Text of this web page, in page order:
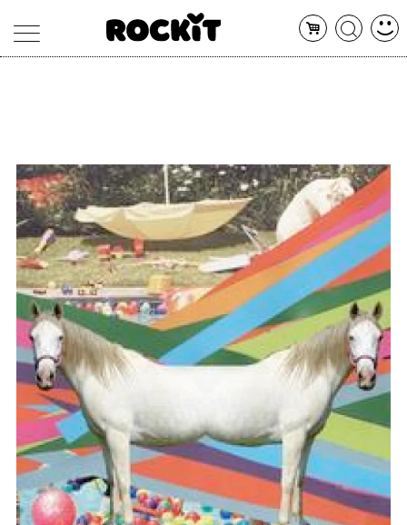
ARTISTI
CONCERTI
SHOP
RADIO